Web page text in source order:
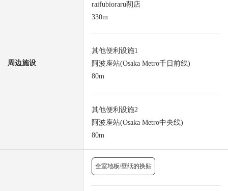
周边施设
raifubioraru靭店
330m
其他便利设施1
阿波座站(Osaka Metro千日前线)
80m
其他便利设施2
阿波座站(Osaka Metro中央线)
80m
全室地板/壁纸的换贴